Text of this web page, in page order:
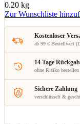
0.20 kg
Zur Wunschliste
Kostenloser
ab 99 € Bestellwert
14 Tage
ohne Risiko bestellen
Sichere Zahlung
verschlüsselt &